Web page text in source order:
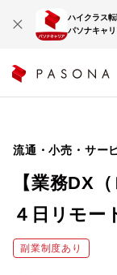
ハイクラス
パソナキャ
流通・小売・サー
【業務DX
４日リモー
副業制度あり